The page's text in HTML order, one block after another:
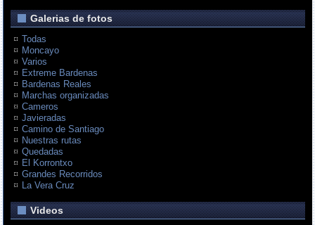
Galerias de fotos
Todas
Moncayo
Varios
Extreme Bardenas
Bardenas Reales
Marchas organizadas
Cameros
Javieradas
Camino de Santiago
Nuestras rutas
Quedadas
El Korrontxo
Grandes Recorridos
La Vera Cruz
Videos